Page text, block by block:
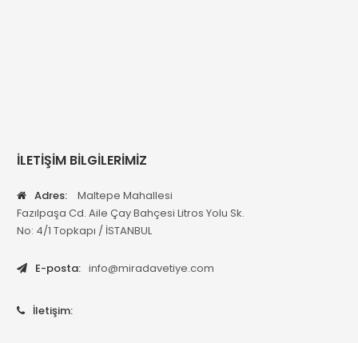
İLETİŞİM BİLGİLERİMİZ
Adres:
Maltepe Mahallesi
Fazılpaşa Cd. Aile Çay Bahçesi Litros Yolu Sk.
No: 4/1 Topkapı / İSTANBUL
E-posta: info@miradavetiye.com
İletişim: